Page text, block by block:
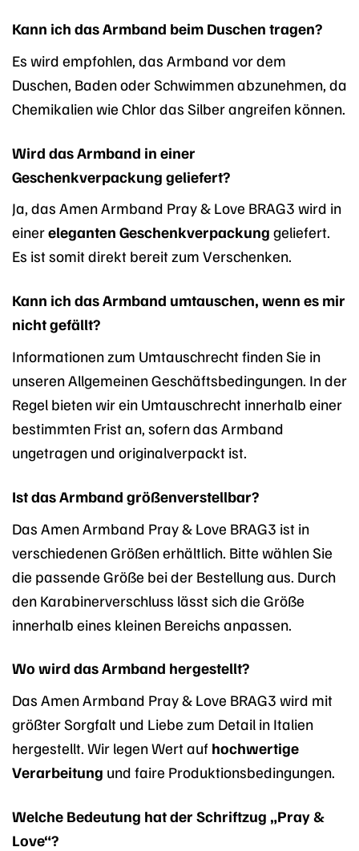
Kann ich das Armband beim Duschen tragen?
Es wird empfohlen, das Armband vor dem
Duschen, Baden oder Schwimmen abzunehmen, da
Chemikalien wie Chlor das Silber angreifen können.
Wird das Armband in einer
Geschenkverpackung geliefert?
Ja, das Amen Armband Pray & Love BRAG3 wird in
einereleganten Geschenkverpackung geliefert.
Es ist somit direkt bereit zum Verschenken.
Kann ich das Armband umtauschen, wenn es mir
nicht gefällt?
Informationen zum Umtauschrecht finden Sie in
unseren Allgemeinen Geschäftsbedingungen. In der
Regel bieten wir ein Umtauschrecht innerhalb einer
bestimmten Frist an, sofern das Armband
ungetragen und originalverpackt ist.
Ist das Armband größenverstellbar?
Das Amen Armband Pray & Love BRAG3 ist in
verschiedenen Größen erhältlich. Bitte wählen Sie
die passende Größe bei der Bestellung aus. Durch
den Karabinerverschluss lässt sich die Größe
innerhalb eines kleinen Bereichs anpassen.
Wo wird das Armband hergestellt?
Das Amen Armband Pray & Love BRAG3 wird mit
größter Sorgfalt und Liebe zum Detail in Italien
hergestellt. Wir legen Wert auf hochwertige
Verarbeitung und faire Produktionsbedingungen.
Welche Bedeutung hat der Schriftzug „Pray &
Love“?